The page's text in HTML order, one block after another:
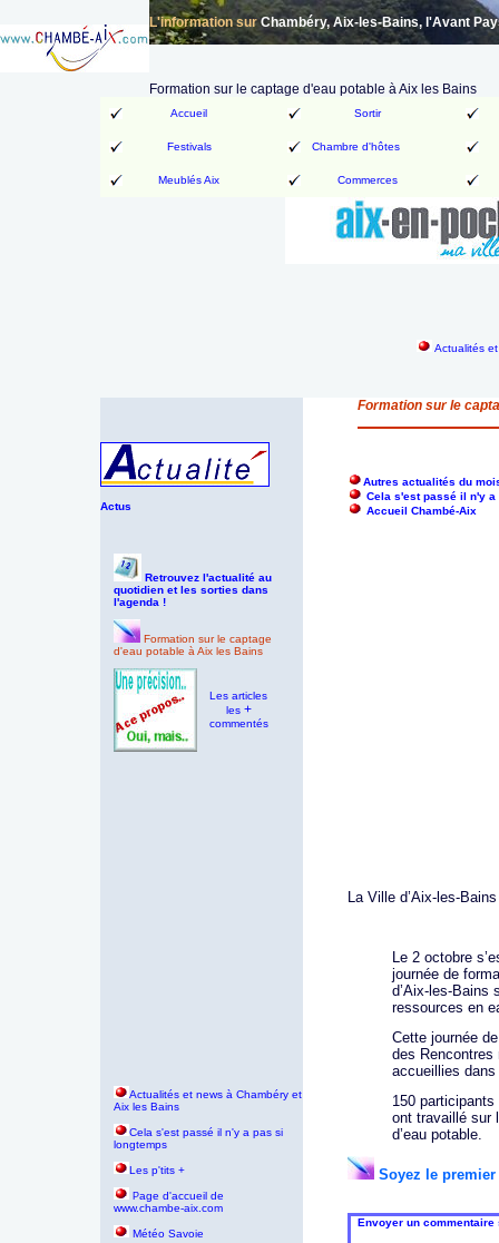
L'information surChambéry, Aix-les-Bains, l'Avant
Formation sur le captage d'eau potable à Aix les Bains
Accueil Sortir
Festivals Chambre d'hôtes
Meublés Aix Commerces
Actualités
Formation sur le
Actus
Autres actualités du
Cela s'est passé il n'y
Accueil Chambé-Aix
Retrouvez l'actualité au
quotidien et les sorties dans
l'agenda !
Formation sur le captage
d'eau potable à Aix les Bains
Les articles
les +
commentés
Actualités et news à Chambéry et
Aix les Bains
Cela s'est passé il n'y a pas si
longtemps
Les p'tits +
Page d'accueil de
www.chambe-aix.com
Météo Savoie
La Ville d’Aix-les-
Le 2 octobre
journée de
d’Aix-les-Bains
ressources en
Cette journée
des Rencontres
accueillies
150
ont travaillé sur
d’eau potable.
Soyez le
Envoyer un